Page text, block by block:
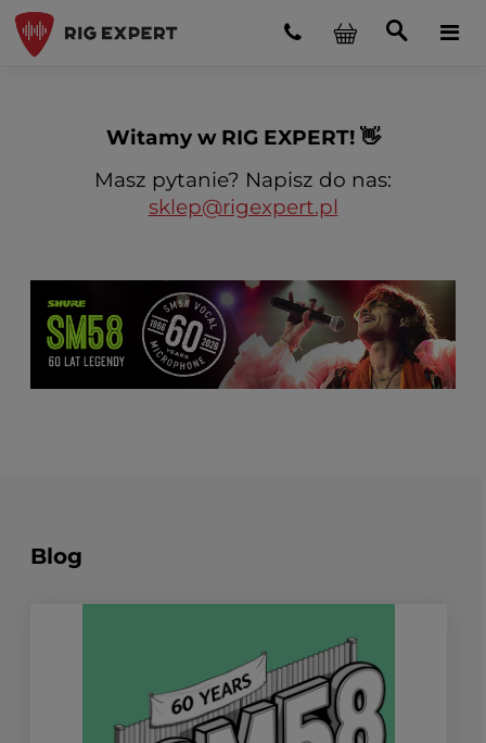
Witamy w RIG EXPERT! 👋
Masz pytanie? Napisz do nas:
sklep@rigexpert.pl